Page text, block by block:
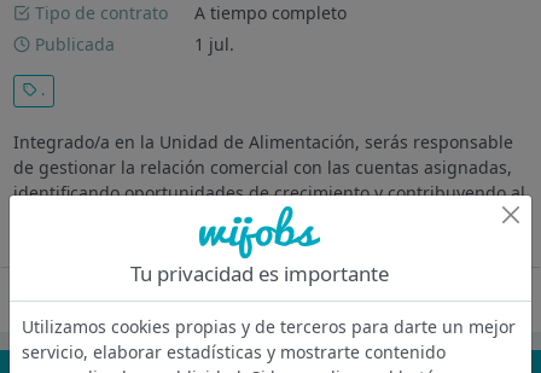
Tipo de contrato
A tiempo completo
Publicada
1 jul.
.
Integrado/a en la Unidad de Alimentación, serás responsable
de gestionar la relación comercial con las cuentas asignadas,
identificando oportunidades de crecimiento y contribuyendo al
desarrollo estratégico de la Unidad de Alimentacón de Damm.
Oferta desactivada
Tu privacidad es importante
Utilizamos cookies propias y de terceros para darte un mejor
servicio, elaborar estadísticas y mostrarte contenido